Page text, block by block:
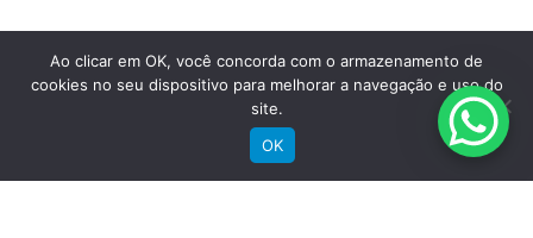
RECEBA NOSSAS NOVIDADES POR E-MAIL
Ao clicar em OK, você concorda com o armazenamento de
cookies no seu dispositivo para melhorar a navegação e uso do
site.
OK